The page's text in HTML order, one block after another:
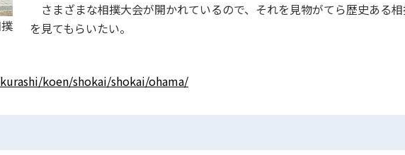
さまざまな相撲大会が開かれているので、それを見物がてら歴史ある
を見てもらいたい。
koen/shokai/shokai/ohama/